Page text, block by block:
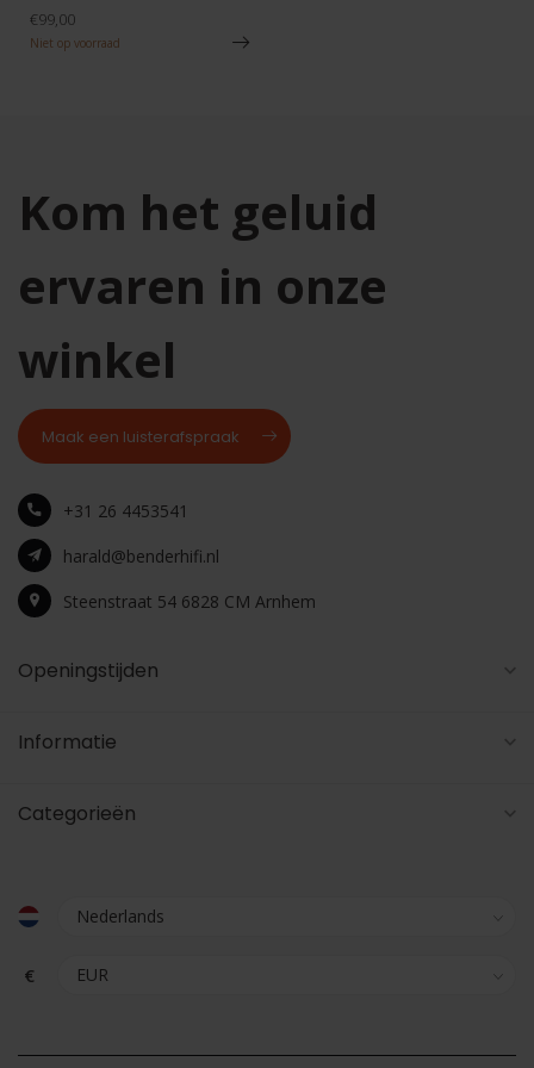
€99,00
Niet op voorraad
Kom het geluid
ervaren in onze
winkel
Maak een luisterafspraak
+31 26 4453541
harald@benderhifi.nl
Steenstraat 54 6828 CM Arnhem
Openingstijden
Informatie
Categorieën
€